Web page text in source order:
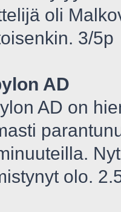
oli
3/5p
AD
AD on
olo.